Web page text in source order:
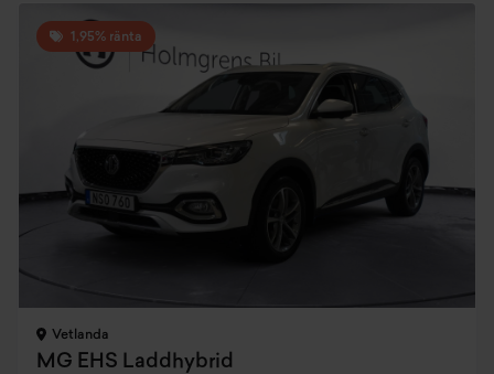
1,95% ränta
Vetlanda
MG EHS Laddhybrid